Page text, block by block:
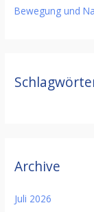
Bewegung und
Archive
Juli 2026